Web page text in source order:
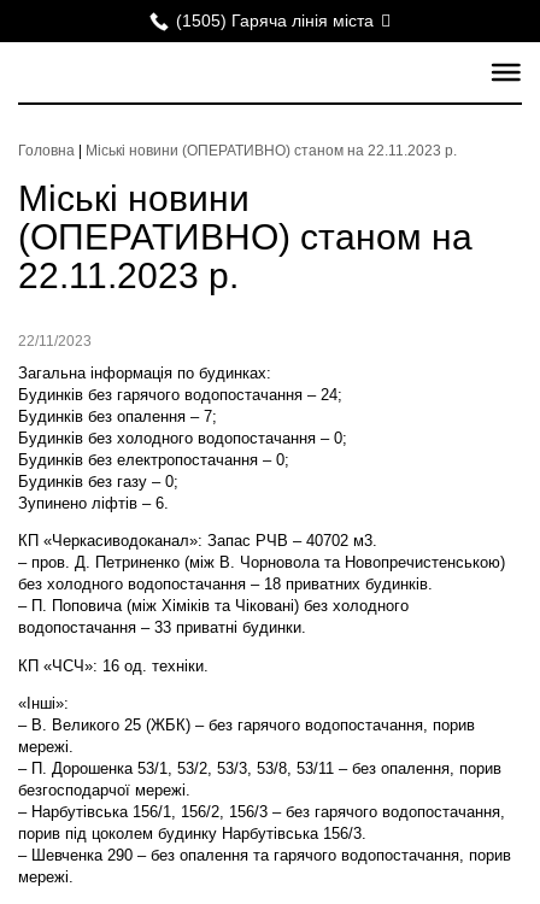
(1505) Гаряча лінія міста
Головна Міські новини (ОПЕРАТИВНО) станом на 22.11.2023 р.
Міські новини
(ОПЕРАТИВНО) станом на
22.11.2023 р.
22/11/2023
Загальна інформація по будинках:
Будинків без гарячого водопостачання – 24;
Будинків без опалення – 7;
Будинків без холодного водопостачання – 0;
Будинків без електропостачання – 0;
Будинків без газу – 0;
Зупинено ліфтів – 6.
КП «Черкасиводоканал»: Запас РЧВ – 40702 м3.
– пров. Д. Петриненко (між В. Чорновола та Новопречистенською)
без холодного водопостачання – 18 приватних будинків.
– П. Поповича (між Хіміків та Чіковані) без холодного
водопостачання – 33 приватні будинки.
КП «ЧСЧ»: 16 од. техніки.
«Інші»:
– В. Великого 25 (ЖБК) – без гарячого водопостачання, порив
мережі.
– П. Дорошенка 53/1, 53/2, 53/3, 53/8, 53/11 – без опалення, порив
безгосподарчої мережі.
– Нарбутівська 156/1, 156/2, 156/3 – без гарячого водопостачання,
порив під цоколем будинку Нарбутівська 156/3.
– Шевченка 290 – без опалення та гарячого водопостачання, порив
мережі.